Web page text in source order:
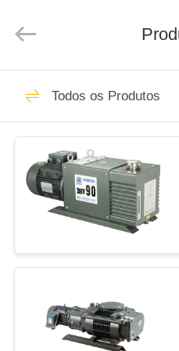
PARA
CASA
PRODUTOS
SOBRE
FÁBRICA
Energy
Equipment
bomba
giratória
Bomba
rolo
Todos os Produtos